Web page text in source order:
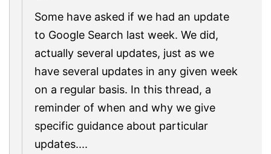
Some have asked if we had an update
to Google Search last week. We did,
actually several updates, just as we
have several updates in any given week
on a regular basis. In this thread, a
reminder of when and why we give
specific guidance about particular
updates....